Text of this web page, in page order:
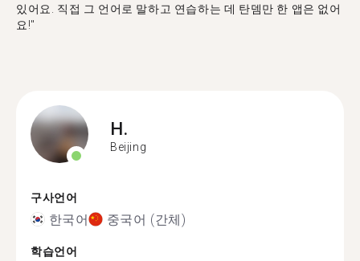
있어요. 직접 그 언어로 말하고 연습하는 데 탄뎀만 한 앱은 없어
요!"
H.
Beijing
구사언어
한국어 중국어 (간체)
학습언어